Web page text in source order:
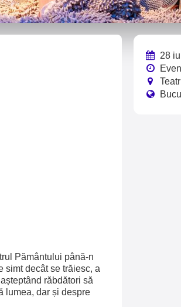
Pământului până-n
simt decât se trăiesc, a
răbdători să
lumea, dar și despre
28